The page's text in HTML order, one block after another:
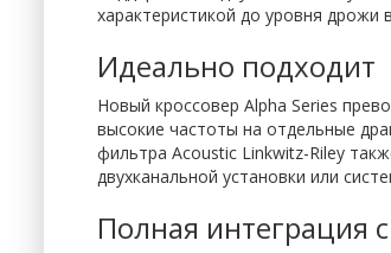
характеристикой до уровня дрожи
Идеально подходит
Новый кроссовер Alpha Series
высокие частоты на отдельные
фильтра Acoustic Linkwitz-Riley
двухканальной установки или
Полная интеграция